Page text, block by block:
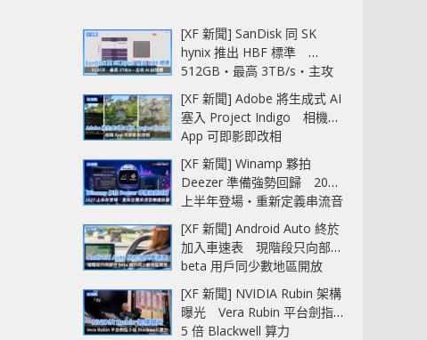
[XF 新聞] SanDisk 同 SK
hynix 推出 HBF 標準
512GB‧最高 3TB/s‧主攻
AI 記憶體
[XF 新聞] Adobe 將生成式 AI
塞入 Project Indigo 相機
App 可即影即改相
[XF 新聞] Winamp 夥拍
Deezer 準備強勢回歸 2027
上半年登場‧重新定義串流音
樂播放器
[XF 新聞] Android Auto 終於
加入車速表 現階段只向部分
beta 用戶同少數地區開放
[XF 新聞] NVIDIA Rubin 架構
曝光 Vera Rubin 平台劍指
5 倍 Blackwell 算力